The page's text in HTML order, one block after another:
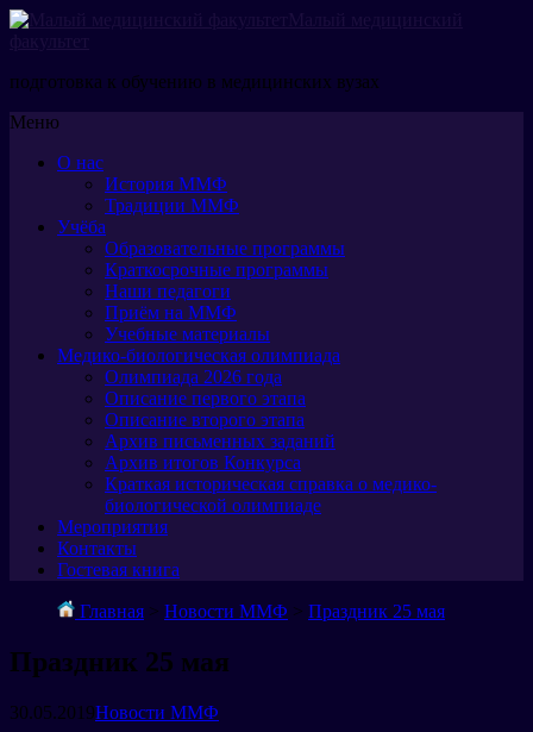
подготовка к обучению в медицинских вузах
Меню
О нас
История ММФ
Традиции ММФ
Учёба
Образовательные программы
Краткосрочные программы
Наши педагоги
Приём на ММФ
Учебные материалы
Медико-биологическая олимпиада
Олимпиада 2026 года
Описание первого этапа
Описание второго этапа
Архив письменных заданий
Архив итогов Конкурса
Краткая историческая справка о медико-
биологической олимпиаде
Мероприятия
Контакты
Гостевая книга
Главная > Новости ММФ > Праздник 25 мая
Праздник 25 мая
30.05.2019Новости ММФ